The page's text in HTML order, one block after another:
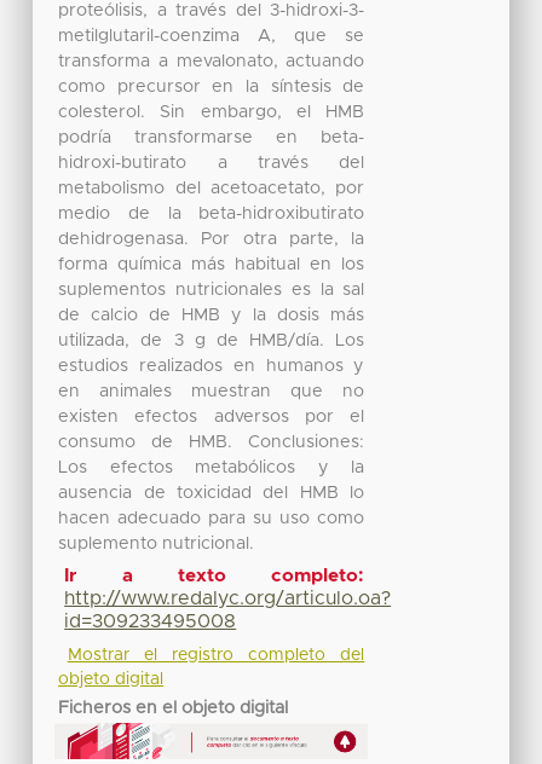
proteólisis, a través del 3-hidroxi-3-
metilglutaril-coenzima A, que se
transforma a mevalonato, actuando
como precursor en la síntesis de
colesterol. Sin embargo, el HMB
podría transformarse en beta-
hidroxi-butirato a través del
metabolismo del acetoacetato, por
medio de la beta-hidroxibutirato
dehidrogenasa. Por otra parte, la
forma química más habitual en los
suplementos nutricionales es la sal
de calcio de HMB y la dosis más
utilizada, de 3 g de HMB/día. Los
estudios realizados en humanos y
en animales muestran que no
existen efectos adversos por el
consumo de HMB. Conclusiones:
Los efectos metabólicos y la
ausencia de toxicidad del HMB lo
hacen adecuado para su uso como
suplemento nutricional.
Ir a texto completo:
http://www.redalyc.org/articulo.oa?
id=309233495008
Mostrar el registro completo del
objeto digital
Ficheros en el objeto digital